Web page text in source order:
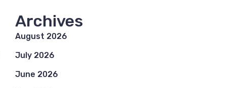
Archives
August 2026
July 2026
June 2026